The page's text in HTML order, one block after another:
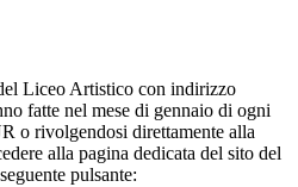
Liceo Artistico con indirizzo
fatte nel mese di gennaio di ogni
o rivolgendosi direttamente alla
alla pagina dedicata del sito del
pulsante: